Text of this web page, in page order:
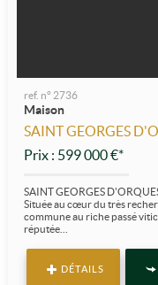
ref. n° 2736
Maison
SAINT GEORGES
Prix : 599 000 €*
SAINT GEORGES
Située au cœur du très
commune au riche passé
réputée...
DÉTAILS